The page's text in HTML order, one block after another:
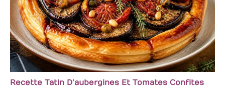
Recette Tatin D’aubergines Et Tomates Confites